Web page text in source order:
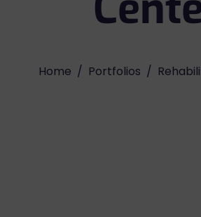
Home Portfolios